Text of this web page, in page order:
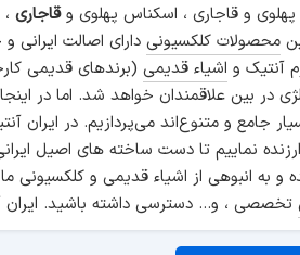
و قاجاری ، اسکناس پهلوی وقاجاری
محصولات کلکسیونی دارای اصالت
آنتیک و اشیاء قدیمی (برندهای قدیمی
در بین علاقمندان خواهد شد. اما در
جامع و متنوع‌اند می‌پردازیم. در
نماییم تا دست ساخته های اصیل
و به انبوهی از اشیاء قدیمی و کلکسیونی
تخصصی ، و... دسترسی داشته باشید. ایران